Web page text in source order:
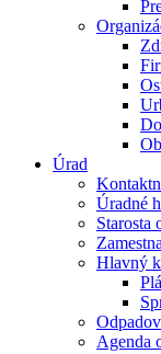
Úrad
Úradné
Starosta
Hlavný
Agenda